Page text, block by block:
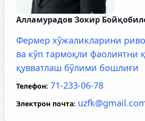
Алламурадов Зокир
Фермер хўжаликларини
ва кўп тармоқли фаолиятни
қувватлаш бўлими бошлиғи
Телефон: 71-233-06-78
Электрон почта: